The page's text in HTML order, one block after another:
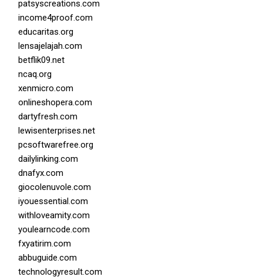
patsyscreations.com
income4proof.com
educaritas.org
lensajelajah.com
betflik09.net
ncaq.org
xenmicro.com
onlineshopera.com
dartyfresh.com
lewisenterprises.net
pcsoftwarefree.org
dailylinking.com
dnafyx.com
giocolenuvole.com
iyouessential.com
withloveamity.com
youlearncode.com
fxyatirim.com
abbuguide.com
technologyresult.com